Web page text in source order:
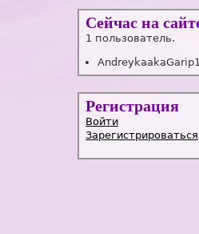
Сейчас на
1 пользователь.
Регистрация
Войти
Зарегистрироваться